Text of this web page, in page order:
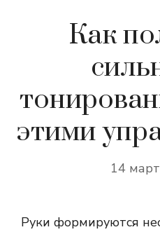
Как
этими
14
Руки формируются